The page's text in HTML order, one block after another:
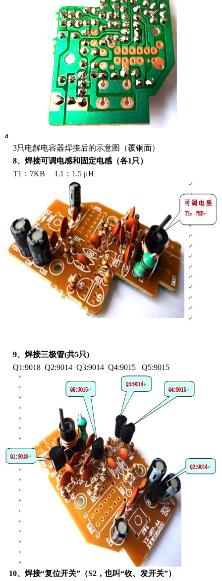
a
3只电解电容器焊接后的示意图（覆铜面）
8、焊接可调电感和固定电感（各1只）
T1：7KB L1：1.5 μH
9、焊接三极管(共5只)
Q1:9018 Q2:9014 Q3:9014 Q4:9015 Q5:9015
10、焊接“复位开关”（S2，也叫“收、发开关”）